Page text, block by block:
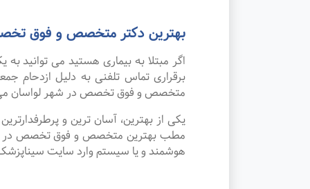
بهترین دکتر متخصص و فوق
اگر مبتلا به بیماری هستید می
برقراری تماس تلفنی به دلیل
متخصص و فوق تخصص در شهر لواسان
یکی از بهترین، آسان ترین و
مطب بهترین متخصص و فوق تخصص در شهر
هوشمند و یا سیستم وارد سایت